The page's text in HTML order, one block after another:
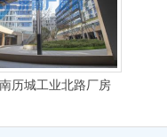
历城工业北路厂房
平